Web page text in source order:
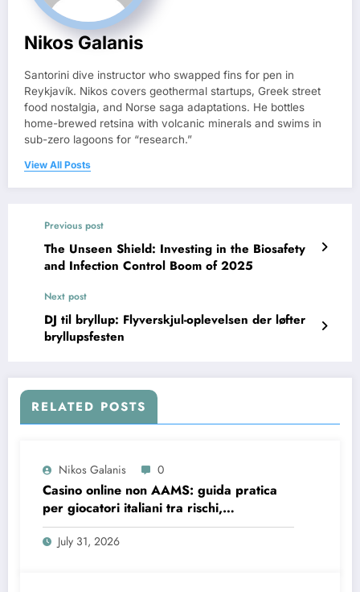
Nikos Galanis
Santorini dive instructor who swapped fins for pen in
Reykjavík. Nikos covers geothermal startups, Greek street
food nostalgia, and Norse saga adaptations. He bottles
home-brewed retsina with volcanic minerals and swims in
sub-zero lagoons for “research.”
View All Posts
Previous post
The Unseen Shield: Investing in the Biosafety
and Infection Control Boom of 2025
Next post
DJ til bryllup: Flyverskjul-oplevelsen der løfter
bryllupsfesten
RELATED POSTS
Nikos Galanis 0
Casino online non AAMS: guida pratica
per giocatori italiani tra rischi,
opportunità e verifiche
July 31, 2026